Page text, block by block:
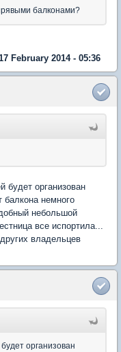
балконами?
February 2014 - 05:36
будет организован
балкона немного
небольшой
все испортила...
владельцев
организован